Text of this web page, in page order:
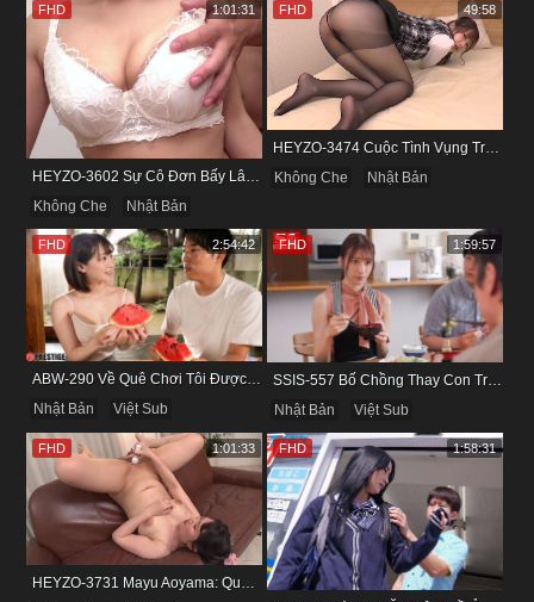
HEYZO-3602 Sự Cô Đơn Bấy Lâu Biến Haruka Thành Con Điếm Sành Sỏi
Không Che
Nhật Bản
FHD 1:01:31
HEYZO-3474 Cuộc Tình Vụng Trộm Cùng Cô Nàng Mảnh Mai Minami Fujii
Không Che
Nhật Bản
FHD 49:58
ABW-290 Về Quê Chơi Tôi Được Đụ Cô Bạn Thân Từ Thuở Nhỏ
Nhật Bản
Việt Sub
FHD 2:54:42
Nhật Bản
Việt Sub
FHD 1:59:57
HEYZO-3731 Mayu Aoyama: Quý Bà Biến Thái Thích Bị Nhìn Khi Tự Sướng
FHD 1:01:33 FHD 1:58:31